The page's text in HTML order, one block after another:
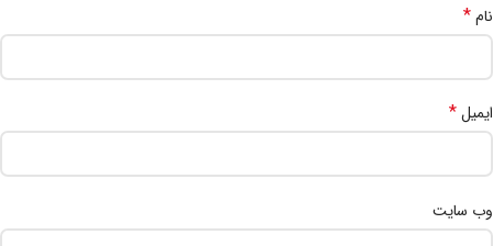
نام*
ایمیل*
وب‌ سایت